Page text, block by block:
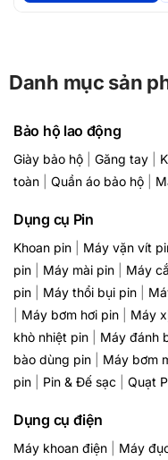
Danh mục sản
Bảo hộ lao động
Giày bảo hộ Găng tay
toàn
Quần áo bảo hộ
Dụng cụ Pin
Khoan pin Máy vặn vít
pin
Máy mài pin Máy
pin
Máy thổi bụi pin
Máy bơm hơi pin Máy
khò nhiệt pin
Máy đánh
bào dùng pin
Máy bơm
pin
Pin & Đế sạc Quạt
Dụng cụ điện
Máy khoan điện Máy